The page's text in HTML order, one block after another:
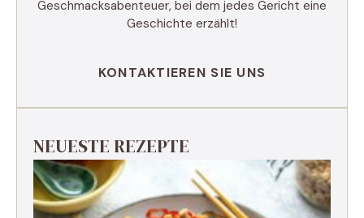
Geschmacksabenteuer, bei dem jedes Gericht eine
Geschichte erzählt!
KONTAKTIEREN SIE UNS
NEUESTE REZEPTE